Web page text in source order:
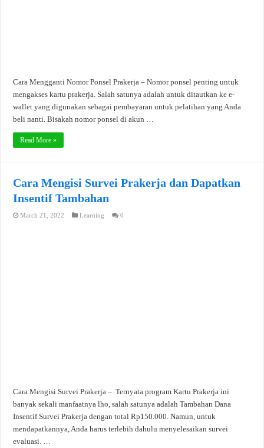
Cara Mengganti Nomor Ponsel Prakerja – Nomor ponsel penting untuk
mengakses kartu prakerja. Salah satunya adalah untuk ditautkan ke e-
wallet yang digunakan sebagai pembayaran untuk pelatihan yang Anda
beli nanti. Bisakah nomor ponsel di akun …
Read More »
Cara Mengisi Survei Prakerja dan Dapatkan
Insentif Tambahan
March 21, 2022 Learning 0
Cara Mengisi Survei Prakerja – Ternyata program Kartu Prakerja ini
banyak sekali manfaatnya lho, salah satunya adalah Tambahan Dana
Insentif Survei Prakerja dengan total Rp150.000. Namun, untuk
mendapatkannya, Anda harus terlebih dahulu menyelesaikan survei
evaluasi. …